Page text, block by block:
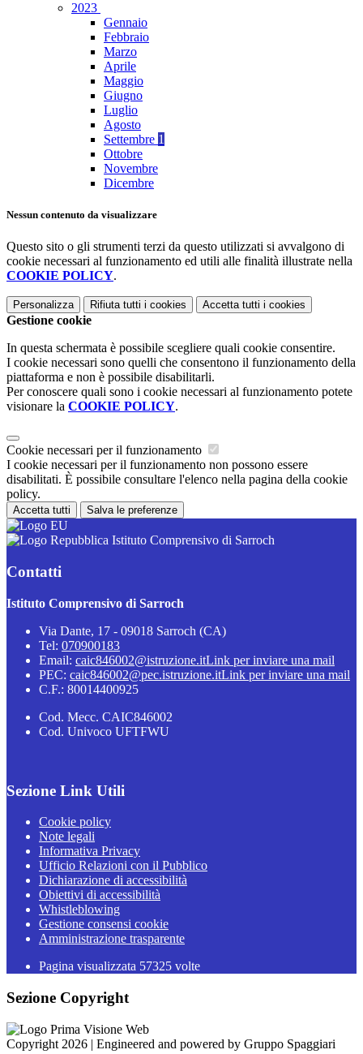
2023
Gennaio
Febbraio
Marzo
Aprile
Maggio
Giugno
Luglio
Agosto
Settembre 1
Ottobre
Novembre
Dicembre
Nessun contenuto da visualizzare
Questo sito o gli strumenti terzi da questo utilizzati si avvalgono di
cookie necessari al funzionamento ed utili alle finalità illustrate nella
COOKIE POLICY.
Personalizza Rifiuta tutti i cookies Accetta tutti i cookies
Gestione cookie
In questa schermata è possibile scegliere quali cookie consentire.
I cookie necessari sono quelli che consentono il funzionamento della
piattaforma e non è possibile disabilitarli.
Per conoscere quali sono i cookie necessari al funzionamento potete
visionare la COOKIE POLICY.
Cookie necessari per il funzionamento
I cookie necessari per il funzionamento non possono essere
disabilitati. È possibile consultare l'elenco nella pagina della cookie
policy.
Accetta tutti Salva le preferenze
Istituto Comprensivo di Sarroch
Contatti
Istituto Comprensivo di Sarroch
Via Dante, 17 - 09018 Sarroch (CA)
Tel: 070900183
Email: caic846002@istruzione.itLink per inviare una mail
PEC: caic846002@pec.istruzione.itLink per inviare una mail
C.F.: 80014400925
Cod. Mecc. CAIC846002
Cod. Univoco UFTFWU
Sezione Link Utili
Cookie policy
Note legali
Informativa Privacy
Ufficio Relazioni con il Pubblico
Dichiarazione di accessibilità
Obiettivi di accessibilità
Whistleblowing
Gestione consensi cookie
Amministrazione trasparente
Pagina visualizzata 57325 volte
Sezione Copyright
Copyright 2026 | Engineered and powered by Gruppo Spaggiari